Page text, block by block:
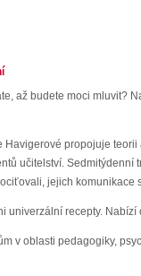
až budete moci mluvit?
Havigerové propojuje
učitelství.
jejich
univerzální recepty.
v oblasti pedagogiky,